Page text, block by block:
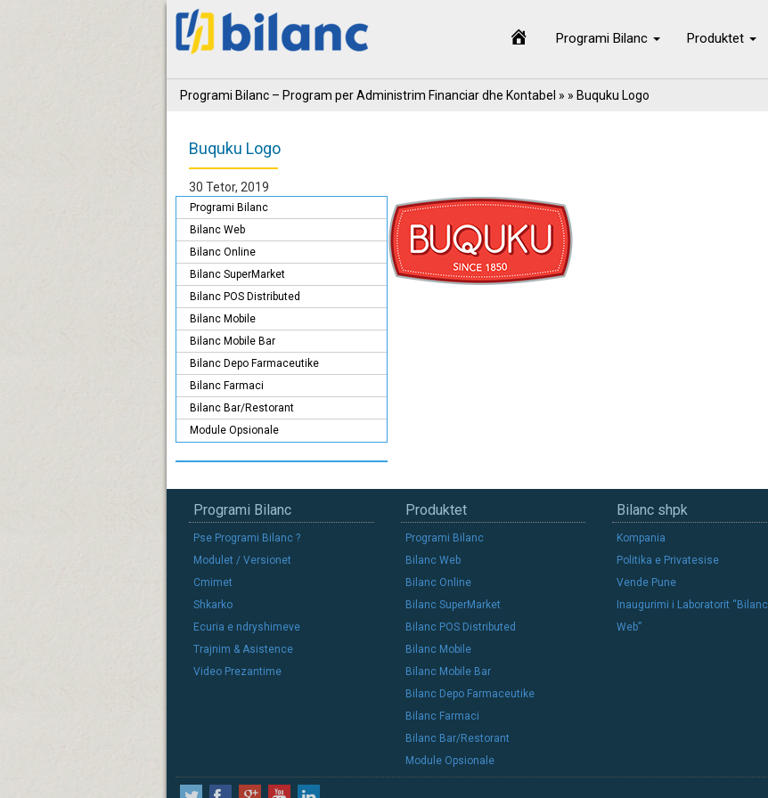
Programi Bilanc Produktet
Programi Bilanc – Program per Administrim Financiar dhe Kontabel » » Buquku Logo
Buquku Logo
30 Tetor, 2019
Programi Bilanc
Bilanc Web
Bilanc Online
Bilanc SuperMarket
Bilanc POS Distributed
Bilanc Mobile
Bilanc Mobile Bar
Bilanc Depo Farmaceutike
Bilanc Farmaci
Bilanc Bar/Restorant
Module Opsionale
Programi Bilanc
Pse Programi Bilanc ?
Modulet / Versionet
Cmimet
Shkarko
Ecuria e ndryshimeve
Trajnim & Asistence
Video Prezantime
Produktet
Programi Bilanc
Bilanc Web
Bilanc Online
Bilanc SuperMarket
Bilanc POS Distributed
Bilanc Mobile
Bilanc Mobile Bar
Bilanc Depo Farmaceutike
Bilanc Farmaci
Bilanc Bar/Restorant
Module Opsionale
Bilanc shpk
Kompania
Politika e Privatesise
Vende Pune
Inaugurimi i Laboratorit “Bilanc
Web”